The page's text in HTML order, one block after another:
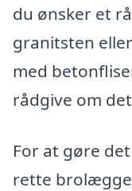
du ønsker et
granitsten
med
rådgive om
For at gøre
rette